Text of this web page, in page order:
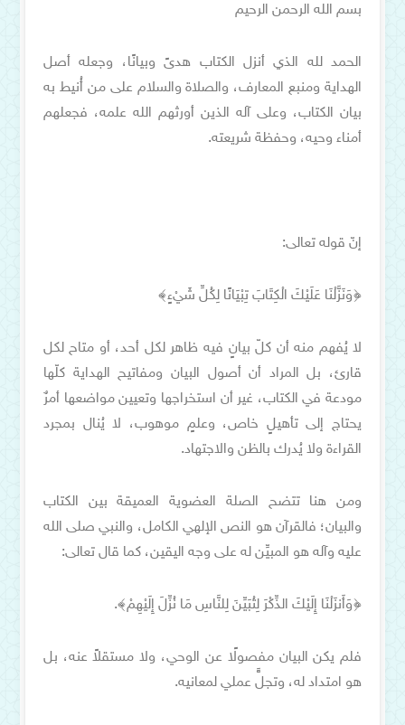
بسم الله الرحمن الرحيم
الحمد لله الذي أنزل الكتاب هدىً وبيانًا، وجعله أصل
الهداية ومنبع المعارف، والصلاة والسلام على من أُنيط به
بيان الكتاب، وعلى آله الذين أورثهم الله علمه، فجعلهم
أمناء وحيه، وحفظة شريعته.
إنّ قوله تعالى:
﴿وَنَزَّلْنَا عَلَيْكَ الْكِتَابَ تِبْيَانًا لِكُلِّ شَيْءٍ﴾
لا يُفهم منه أن كلّ بيانٍ فيه ظاهر لكل أحد، أو متاح لكل
قارئ، بل المراد أن أصول البيان ومفاتيح الهداية كلّها
مودعة في الكتاب، غير أن استخراجها وتعيين مواضعها أمرٌ
يحتاج إلى تأهيلٍ خاص، وعلمٍ موهوب، لا يُنال بمجرد
القراءة ولا يُدرك بالظن والاجتهاد.
ومن هنا تتضح الصلة العضوية العميقة بين الكتاب
والبيان؛ فالقرآن هو النص الإلهي الكامل، والنبي صلى الله
عليه وآله هو المبيِّن له على وجه اليقين، كما قال تعالى:
﴿وَأَنزَلْنَا إِلَيْكَ الذِّكْرَ لِتُبَيِّنَ لِلنَّاسِ مَا نُزِّلَ إِلَيْهِمْ﴾.
فلم يكن البيان مفصولًا عن الوحي، ولا مستقلاً عنه، بل
هو امتداد له، وتجلٍّ عملي لمعانيه.